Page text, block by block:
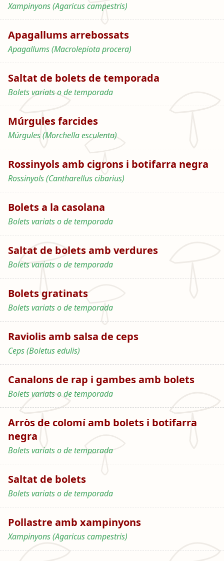
Xampinyons (Agaricus campestris)
Apagallums arrebossats
Apagallums (Macrolepiota procera)
Saltat de bolets de temporada
Bolets variats o de temporada
Múrgules farcides
Múrgules (Morchella esculenta)
Rossinyols amb cigrons i botifarra negra
Rossinyols (Cantharellus cibarius)
Bolets a la casolana
Bolets variats o de temporada
Saltat de bolets amb verdures
Bolets variats o de temporada
Bolets gratinats
Bolets variats o de temporada
Raviolis amb salsa de ceps
Ceps (Boletus edulis)
Canalons de rap i gambes amb bolets
Bolets variats o de temporada
Arròs de colomí amb bolets i botifarra
negra
Bolets variats o de temporada
Saltat de bolets
Bolets variats o de temporada
Pollastre amb xampinyons
Xampinyons (Agaricus campestris)